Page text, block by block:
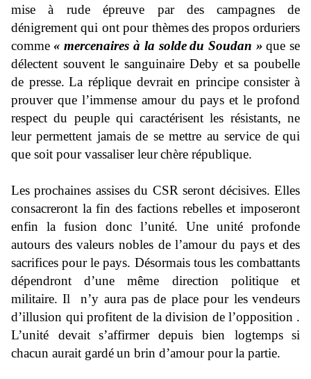
mise à rude épreuve par des
campagnes de
dénigrement qui ont pour thèmes des propos orduriers
comme « mercenaires à la solde du Soudan » que se
délectent souvent le sanguinaire Deby et sa poubelle
de presse. La réplique devrait en principe consister à
prouver que l’immense amour du pays et le profond
respect du peuple qui caractérisent les résistants, ne
leur permettent jamais de se mettre au service de qui
que soit pour vassaliser leurchère république.
Les prochaines assises du CSR seront décisives. Elles
consacreront la fin des factions rebelles et imposeront
enfin la fusion donc l’unité. Une unité profonde
autours des valeurs nobles de l’amour du pays et des
sacrifices pour le pays. Désormais tous les combattants
dépendront d’une même direction politique et
militaire. Il n’y aura pas de place pour les vendeurs
d’illusion qui profitent de la division de l’opposition .
L’unité devait s’affirmer depuis bien logtemps si
chacun aurait gardéun brin d’amour pourla partie.